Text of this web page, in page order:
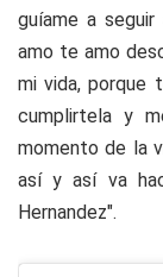
guíame a
amo te amo
mi vida, porque
cumplirtela y
momento de la
así y así va
Hernandez".